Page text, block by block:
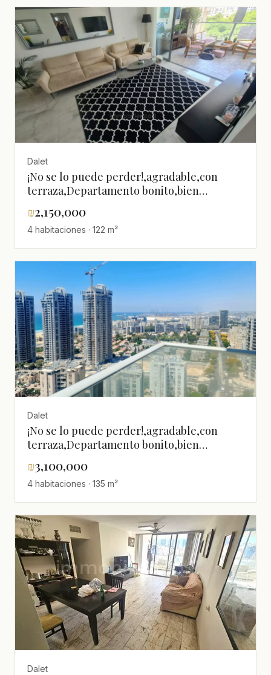
Dalet
¡No se lo puede perder!,agradable,con
terraza,Departamento bonito,bien
estado,Espléndido,Cerca del
mar,Renovado
₪2,150,000
4 habitaciones · 122 m²
Dalet
¡No se lo puede perder!,agradable,con
terraza,Departamento bonito,bien
orientación,luminoso,en un hermoso
edificio,Piso alto con vista,Estándares
altos,Espléndido,Cerca del mar,Proyecto
de calidad,espacioso,Vista al mar
₪3,100,000
4 habitaciones · 135 m²
Dalet